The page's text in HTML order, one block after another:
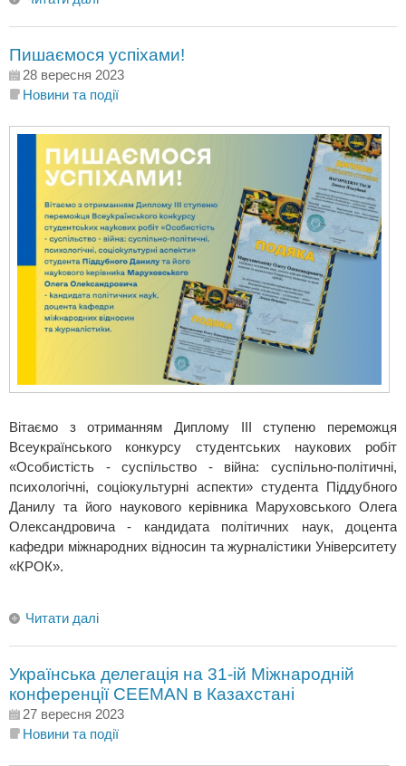
Пишаємося успіхами!
28 вересня 2023
Новини та події
Вітаємо з отриманням Диплому ІІІ ступеню переможця
Всеукраїнського конкурсу студентських наукових робіт
«Особистість - суспільство - війна: суспільно-політичні,
психологічні, соціокультурні аспекти» студента Піддубного
Данилу та його наукового керівника Маруховського Олега
Олександровича - кандидата політичних наук, доцента
кафедри міжнародних відносин та журналістики Університету
«КРОК».
Читати далі
Українська делегація на 31-ій Міжнародній
конференції СEEMAN в Казахстані
27 вересня 2023
Новини та події